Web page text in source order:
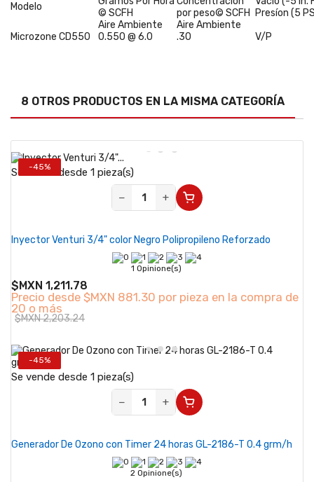
Modelo
© SCFH
por peso© SCFH
Presíon (5
Aire Ambiente
Aire Ambiente
Microzone CD550
0.550 @ 6.0 .30 V/P
8 OTROS PRODUCTOS EN LA MISMA CATEGORÍA
-45%
Se vende desde 1 pieza(s)
−
+
Inyector Venturi 3/4" color Negro Polipropileno Reforzado
1 Opinione(s)
$MXN 1,211.78
Precio desde $MXN 881.30 por pieza en la compra de
20 o más
$MXN 2,203.24
-45%
Se vende desde 1 pieza(s)
−
+
Generador De Ozono con Timer 24 horas GL-2186-T 0.4 grm/h
2 Opinione(s)